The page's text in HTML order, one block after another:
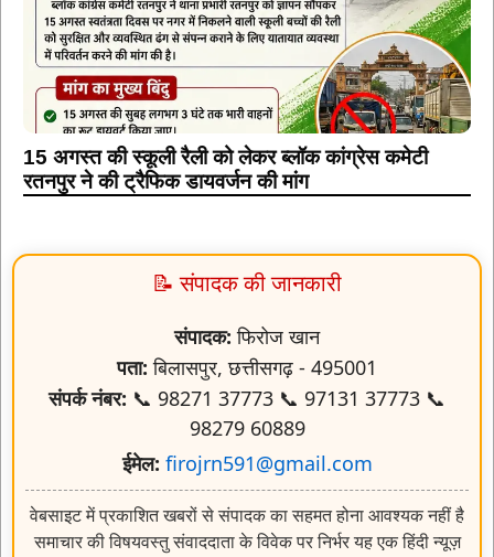
15 अगस्त की स्कूली रैली को लेकर ब्लॉक कांग्रेस कमेटी
रतनपुर ने की ट्रैफिक डायवर्जन की मांग
📝 संपादक की जानकारी
संपादक:फिरोज खान
बिलासपुर, छत्तीसगढ़ - 495001
📞 98271 37773 📞 97131 37773 📞
98279 60889
ईमेल:
firojrn591@gmail.com
वेबसाइट में प्रकाशित खबरों से संपादक का सहमत होना आवश्यक नहीं है
समाचार की विषयवस्तु संवाददाता के विवेक पर निर्भर यह एक हिंदी न्यूज़
वेबसाइट है, जिसमें छत्तीसगढ़ सहित देश और दुनिया की खबरें प्रकाशित
की जाती हैं। वेबसाइट पर प्रकाशित किसी भी समाचार से संबंधित कानूनी
विवाद की स्थिति में केवलबिलासपुर न्यायालयकी ही मान्यता होगी।